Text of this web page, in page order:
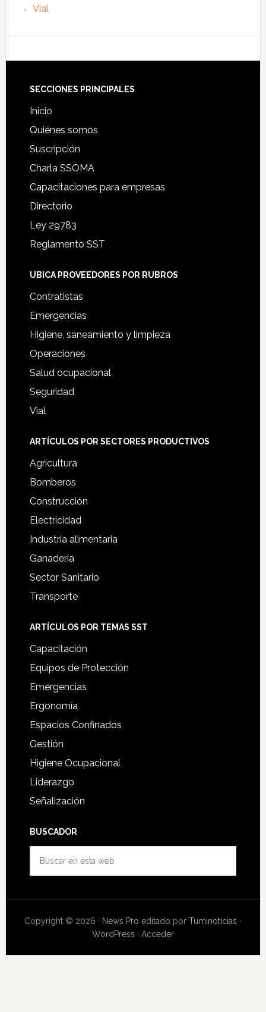
Vial
Footer
SECCIONES PRINCIPALES
Inicio
Quiénes somos
Suscripción
Charla SSOMA
Capacitaciones para empresas
Directorio
Ley 29783
Reglamento SST
UBICA PROVEEDORES POR RUBROS
Contratistas
Emergencias
Higiene, saneamiento y limpieza
Operaciones
Salud ocupacional
Seguridad
Vial
ARTÍCULOS POR SECTORES PRODUCTIVOS
Agricultura
Bomberos
Construcción
Electricidad
Industria alimentaria
Ganadería
Sector Sanitario
Transporte
ARTÍCULOS POR TEMAS SST
Capacitación
Equipos de Protección
Emergencias
Ergonomía
Espacios Confinados
Gestión
Higiene Ocupacional
Liderazgo
Señalización
BUSCADOR
web
Copyright © 2026 · News Pro editado porTuminoticias ·
WordPress · Acceder